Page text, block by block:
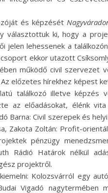
és képzését
választottuk ki, hogy a
jelen lehessenek a
ekkor utazott
működő civil szervezet
előzetes hírekhez képest
találkozó illetve képzés
az előadásokat, élénk
Barna: Civil szerepek és
Zakota Zoltán: Profit-
pénzügy
Rádió Határok nélkül
projektről.
Kolozsvárról egy
Vigadó nagytermében